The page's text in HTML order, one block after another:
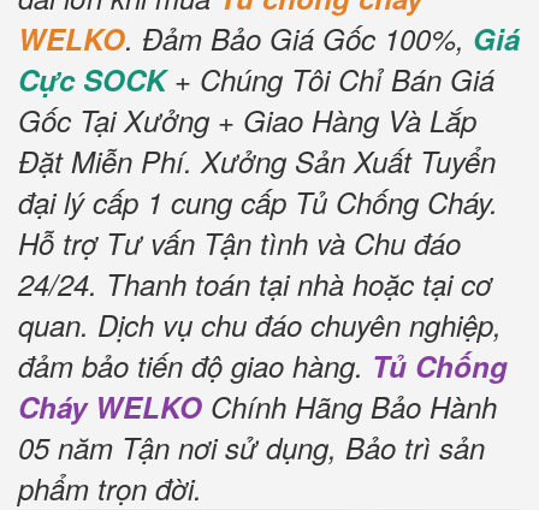
WELKO. Đảm Bảo Giá Gốc 100%, Giá
Cực SOCK+ Chúng Tôi Chỉ Bán Giá
Gốc Tại Xưởng + Giao Hàng Và Lắp
Đặt Miễn Phí. Xưởng Sản Xuất Tuyển
đại lý cấp 1 cung cấp Tủ Chống Cháy.
Hỗ trợ Tư vấn Tận tình và Chu đáo
24/24. Thanh toán tại nhà hoặc tại cơ
quan. Dịch vụ chu đáo chuyên nghiệp,
đảm bảo tiến độ giao hàng. Tủ Chống
Cháy WELKO Chính Hãng Bảo Hành
05 năm Tận nơi sử dụng, Bảo trì sản
phẩm trọn đời.